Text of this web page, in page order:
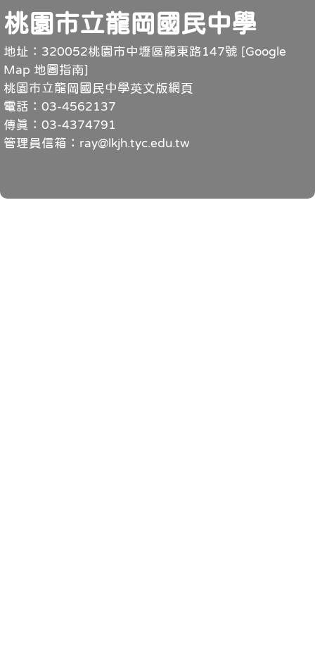
頁尾
桃園市立龍岡國民中學
地址：320052桃園市中壢區龍東路147號 [Google
Map 地圖指南]
桃園市立龍岡國民中學英文版網頁
電話：03-4562137
傳真：03-4374791
管理員信箱：ray@lkjh.tyc.edu.tw